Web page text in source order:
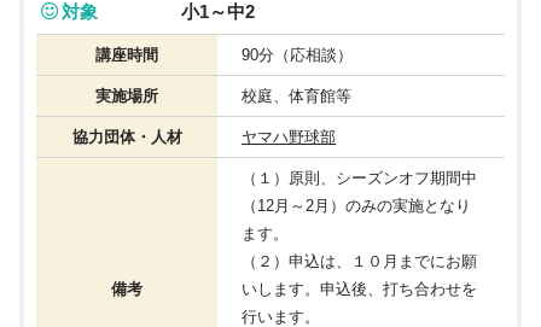
対象
小1～中2
講座時間 90分（応相談）
実施場所 校庭、体育館等
協力団体・人材 ヤマハ野球部
備考
（１）原則、シーズンオフ期間中
（12月～2月）のみの実施となり
ます。
（２）申込は、１０月までにお願
いします。申込後、打ち合わせを
行います。